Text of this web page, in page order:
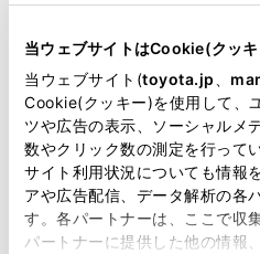
当ウェブサイトはCookie(クッキ
当ウェブサイト(toyota.jp
Cookie(クッキー)を使用して、
ツや広告の表示、ソーシャルメ
数やクリック数の測定を行って
サイト利用状況についても情報
アや広告配信、データ解析の各
す。各パートナーは、ここで収
パートナーに提供した他の情報
ミニバン
セダン
ワゴン